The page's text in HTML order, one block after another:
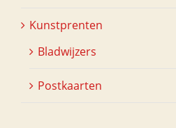
Kunstprenten
Bladwijzers
Postkaarten